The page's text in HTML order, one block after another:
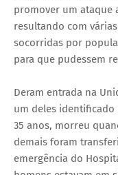
promover um ataque
resultando com
socorridas por
para que pudessem
Deram entrada na
um deles
35 anos, morreu
demais foram
emergência do